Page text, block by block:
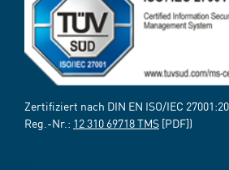
Zertifiziert nach DIN EN ISO/IEC
Reg.-Nr.: 12 310 69718 TMS [PDF])